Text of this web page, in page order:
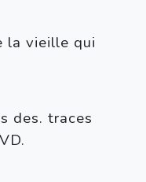
la vieille qui
des. traces